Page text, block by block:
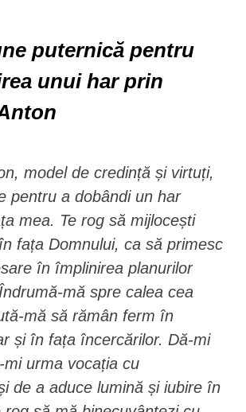
puternică pentru
unui har prin
model de credință și virtuți,
pentru a dobândi un har
mea. Te rog să mijlocești
fața Domnului, ca să primesc
în împlinirea planurilor
mă spre calea cea
mă să rămân ferm în
și în fața încercărilor. Dă-mi
urma vocația cu
de a aduce lumină și iubire în